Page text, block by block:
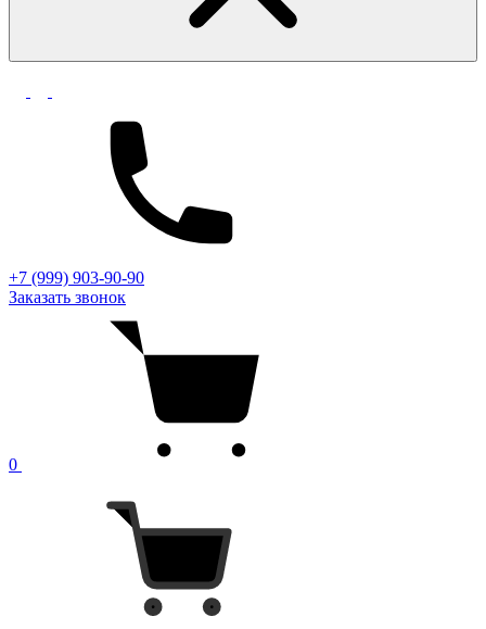
+7 (999) 903-90-90
Заказать звонок
0